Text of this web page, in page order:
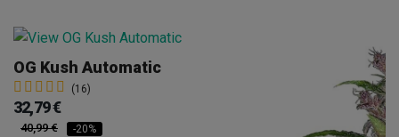
OG Kush Automatic
(16)
32,79 €
40,99 € -20%